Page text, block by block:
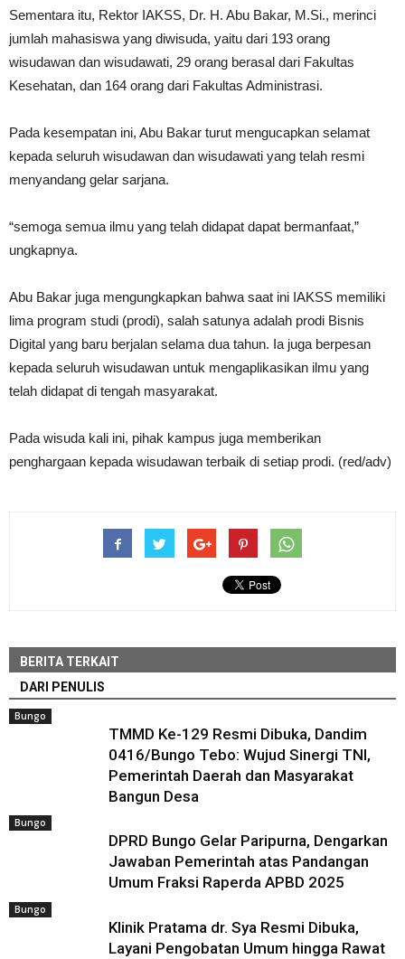
Sementara itu, Rektor IAKSS, Dr. H. Abu Bakar, M.Si., merinci
jumlah mahasiswa yang diwisuda, yaitu dari 193 orang
wisudawan dan wisudawati, 29 orang berasal dari Fakultas
Kesehatan, dan 164 orang dari Fakultas Administrasi.
Pada kesempatan ini, Abu Bakar turut mengucapkan selamat
kepada seluruh wisudawan dan wisudawati yang telah resmi
menyandang gelar sarjana.
“semoga semua ilmu yang telah didapat dapat bermanfaat,”
ungkapnya.
Abu Bakar juga mengungkapkan bahwa saat ini IAKSS memiliki
lima program studi (prodi), salah satunya adalah prodi Bisnis
Digital yang baru berjalan selama dua tahun. Ia juga berpesan
kepada seluruh wisudawan untuk mengaplikasikan ilmu yang
telah didapat di tengah masyarakat.
Pada wisuda kali ini, pihak kampus juga memberikan
penghargaan kepada wisudawan terbaik di setiap prodi. (red/adv)
BERITA TERKAIT
DARI PENULIS
Bungo
TMMD Ke-129 Resmi Dibuka, Dandim
0416/Bungo Tebo: Wujud Sinergi TNI,
Pemerintah Daerah dan Masyarakat
Bangun Desa
Bungo
DPRD Bungo Gelar Paripurna, Dengarkan
Jawaban Pemerintah atas Pandangan
Umum Fraksi Raperda APBD 2025
Bungo
Klinik Pratama dr. Sya Resmi Dibuka,
Layani Pengobatan Umum hingga Rawat